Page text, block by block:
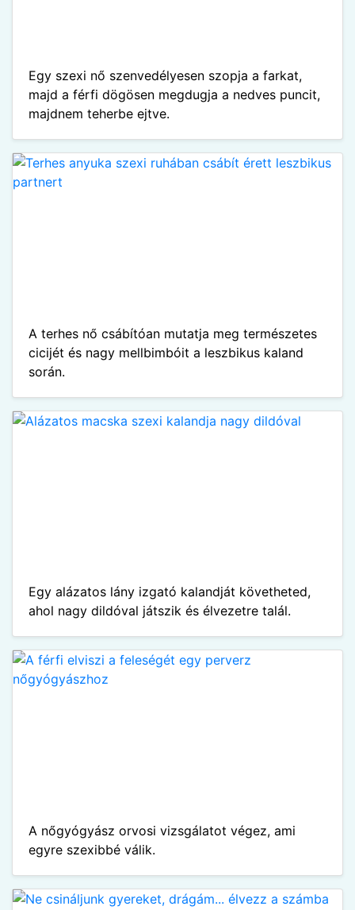
Egy szexi nő szenvedélyesen szopja a farkat,
majd a férfi dögösen megdugja a nedves puncit,
majdnem teherbe ejtve.
A terhes nő csábítóan mutatja meg természetes
cicijét és nagy mellbimbóit a leszbikus kaland
során.
Egy alázatos lány izgató kalandját követheted,
ahol nagy dildóval játszik és élvezetre talál.
A nőgyógyász orvosi vizsgálatot végez, ami
egyre szexibbé válik.